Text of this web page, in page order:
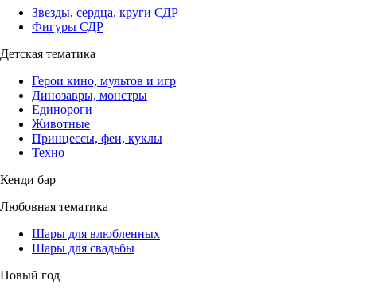
Звезды, сердца, круги СДР
Фигуры СДР
Детская тематика
Герои кино, мультов и игр
Динозавры, монстры
Единороги
Животные
Принцессы, феи, куклы
Техно
Кенди бар
Любовная тематика
Шары для влюбленных
Шары для свадьбы
Новый год